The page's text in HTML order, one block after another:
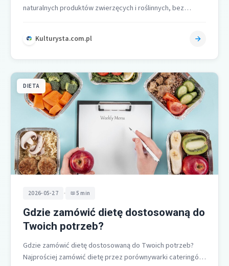
naturalnych produktów zwierzęcych i roślinnych, bez
Kulturysta.com.pl
DIETA
2026-05-27 • 5 min
Gdzie zamówić dietę dostosowaną do
Twoich potrzeb?
Gdzie zamówić dietę dostosowaną do Twoich potrzeb?
Najprościej zamówić dietę przez porównywarki cateringów